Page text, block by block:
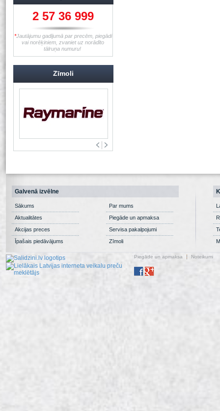
2 57 36 999
*Jautājumu gadījumā par precēm, piegādi
vai norēķiniem, zvaniet uz norādīto
tālruņa numuru!
Zīmoli
Galvenā izvēlne
Sākums
Aktualitātes
Akcijas preces
Īpašais piedāvājums
Par mums
Piegāde un apmaksa
Servisa pakalpojumi
Zīmoli
Piegāde un apmaksa Noteikumi